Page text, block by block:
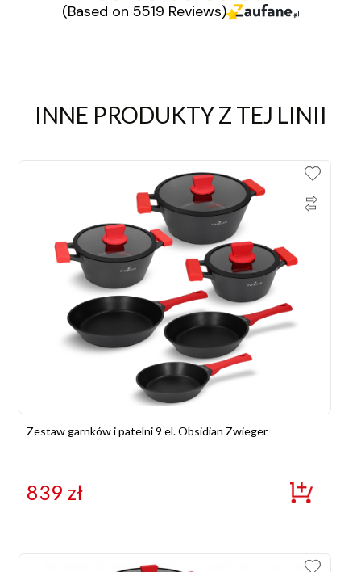
(Based on 5519 Reviews)
INNE PRODUKTY Z TEJ LINII
Zestaw garnków i patelni 9 el. Obsidian Zwieger
839 zł